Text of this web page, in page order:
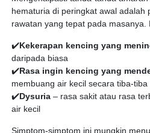
hematuria di peringkat awal adalah
rawatan yang tepat pada masanya.
✔️Kekerapan kencing yang
daripada biasa
✔️Rasa ingin kencing yang
membuang air kecil secara tiba-tiba
✔️Dysuria– rasa sakit atau rasa
air kecil
Simptom-simptom ini mungkin